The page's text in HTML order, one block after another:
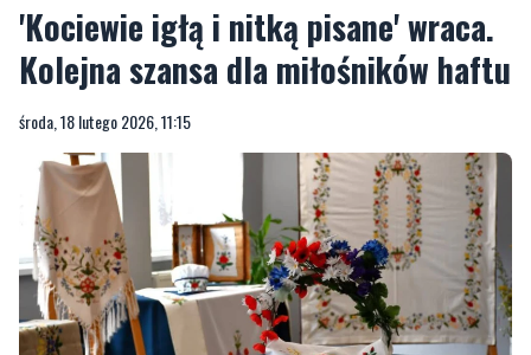
'Kociewie igłą i nitką pisane' wraca.
Kolejna szansa dla miłośników haftu
środa, 18 lutego 2026, 11:15